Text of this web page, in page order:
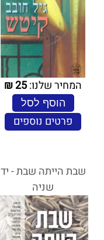
המחיר שלנו:25
₪
הוסף לסל
פרטים נוספים
שבת הייתה שבת - יד
שניה